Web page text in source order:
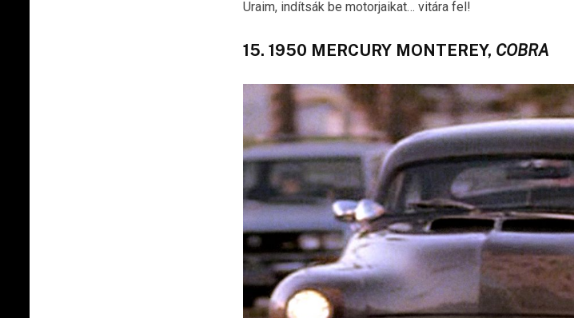
Uraim, indítsák be motorjaikat… vitára fel!
15. 1950 MERCURY MONTEREY, COBRA